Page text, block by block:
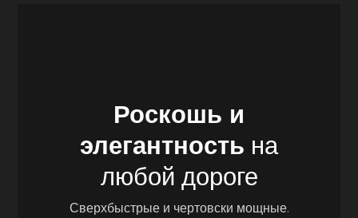
Роскошь и
элегантность на
любой дороге
Сверхбыстрые и чертовски мощные.